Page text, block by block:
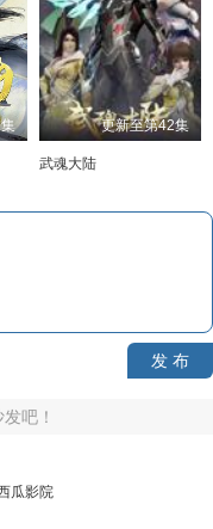
更新至第42集
武魂大陆
发 布
吧！
瓜影院